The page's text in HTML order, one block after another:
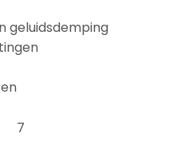
geluidsdemping